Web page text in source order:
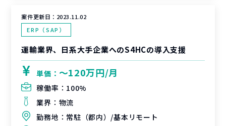
案件更新日： 2023.11.02
ERP（SAP）
運輸業界、日系大手企業へのS4HCの導入支援
単価： 〜120万円/月
稼働率： 100%
業界： 物流
勤務地： 常駐（都内）/基本リモート